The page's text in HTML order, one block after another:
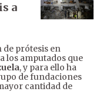
a
de prótesis en
los amputados que
, y para ello ha
de fundaciones
cantidad de